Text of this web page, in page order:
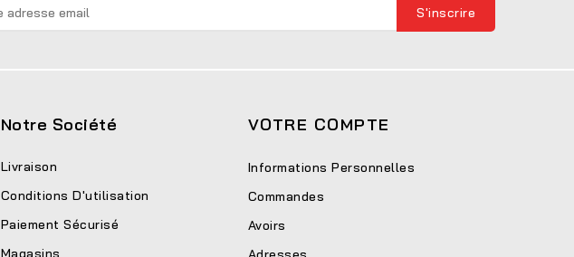
Notre Société
Livraison
Conditions D'utilisation
Paiement Sécurisé
Magasins
VOTRE COMPTE
Informations Personnelles
Commandes
Avoirs